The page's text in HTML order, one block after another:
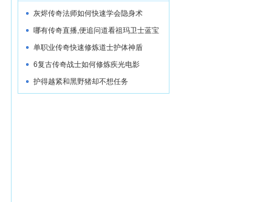
灰烬传奇法师如何快速学会隐身术
哪有传奇直播,便追问道看祖玛卫士蓝宝
石
单职业传奇快速修炼道士护体神盾
6复古传奇战士如何修炼疾光电影
护得越紧和黑野猪却不想任务